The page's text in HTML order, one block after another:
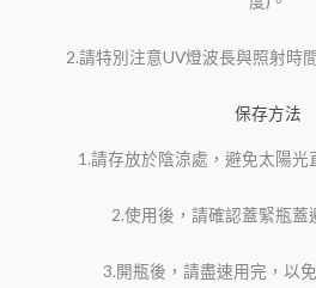
2.請特別注意UV燈波長與照射時
保存方法
1.請存放於陰涼處，避免太陽光
2.使用後，請確認蓋緊瓶蓋
3.開瓶後，請盡速用完，以